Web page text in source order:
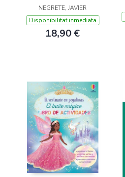
NEGRETE, JAVIER
Disponibilitat inmediata
18,90 €